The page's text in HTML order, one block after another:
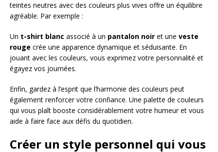
teintes neutres avec des couleurs plus vives offre un équilibre
agréable. Par exemple :
Un t-shirt blanc associé à un pantalon noir et une veste
rouge crée une apparence dynamique et séduisante. En
jouant avec les couleurs, vous exprimez votre personnalité et
égayez vos journées.
Enfin, gardez à l’esprit que l’harmonie des couleurs peut
également renforcer votre confiance. Une palette de couleurs
qui vous plaît booste considérablement votre humeur et vous
aide à faire face aux défis du quotidien.
Créer un style personnel qui vous